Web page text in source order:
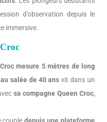
d’observation depuis le
immersive.
mesure 5 mètres de long
salée de 40 ans vit dans un
sa compagne Queen Croc,